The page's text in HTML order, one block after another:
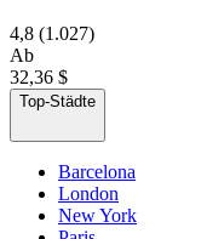
4,8 (1.027)
Ab
32,36 $
Top-Städte
Barcelona
London
New York